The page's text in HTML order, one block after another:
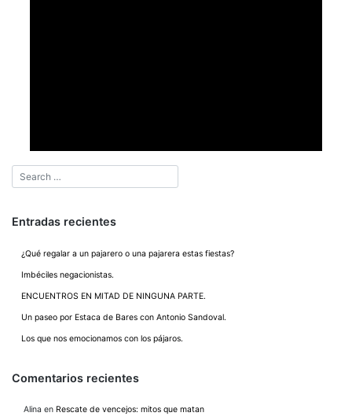
Entradas recientes
¿Qué regalar a un pajarero o una pajarera estas fiestas?
Imbéciles negacionistas.
ENCUENTROS EN MITAD DE NINGUNA PARTE.
Un paseo por Estaca de Bares con Antonio Sandoval.
Los que nos emocionamos con los pájaros.
Comentarios recientes
Alina en Rescate de vencejos: mitos que matan